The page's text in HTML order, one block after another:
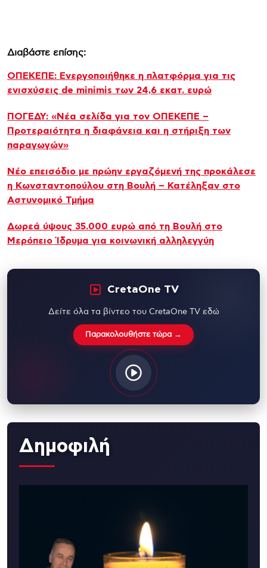
Διαβάστε επίσης:
ΟΠΕΚΕΠΕ: Ενεργοποιήθηκε η πλατφόρμα για τις
ενισχύσεις de minimis των 24,6 εκατ. ευρώ
ΠΟΓΕΔΥ: «Νέα σελίδα για τον ΟΠΕΚΕΠΕ –
Προτεραιότητα η διαφάνεια και η στήριξη των
παραγωγών»
Νέο επεισόδιο με πρώην εργαζόμενή της προκάλεσε
η Κωνσταντοπούλου στη Βουλή – Κατέληξαν στο
Αστυνομικό Τμήμα
Δωρεά ύψους 35.000 ευρώ από τη Βουλή στο
Μερόπειο Ίδρυμα για κοινωνική αλληλεγγύη
CretaOne TV
Δείτε όλα τα βίντεο του CretaOne TV εδώ
Παρακολουθήστε τώρα →
Δημοφιλή